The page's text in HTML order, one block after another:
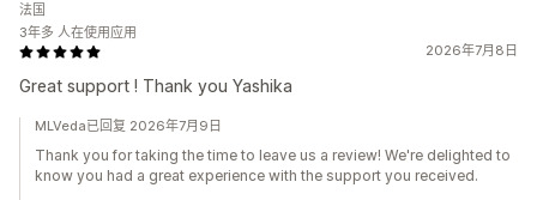
2026年7月8日
Great support ! Thank you Yashika
法国
3年多 人在使用应用
MLVeda已回复 2026年7月9日
Thank you for taking the time to leave us a review! We're delighted to
know you had a great experience with the support you received.